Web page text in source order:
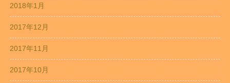
2018年1月
2017年12月
2017年11月
2017年10月